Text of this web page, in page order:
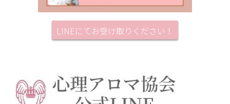
LINEにてお受け取りください！